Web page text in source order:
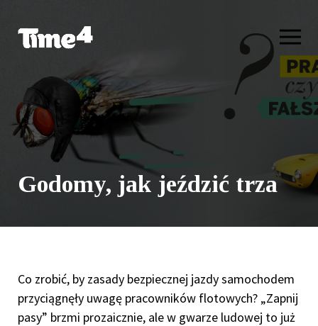
Godomy, jak jeździć trza
Co zrobić, by zasady bezpiecznej jazdy samochodem
przyciągnęły uwagę pracowników flotowych? „Zapnij
pasy” brzmi prozaicznie, ale w gwarze ludowej to już